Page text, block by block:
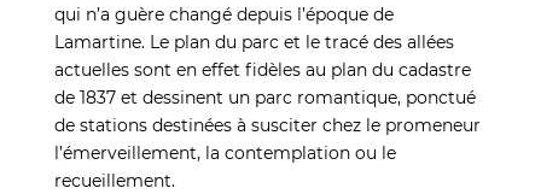
qui n’a guère changé depuis l’époque de
Lamartine. Le plan du parc et le tracé des allées
actuelles sont en effet fidèles au plan du cadastre
de 1837 et dessinent un parc romantique, ponctué
de stations destinées à susciter chez le promeneur
l’émerveillement, la contemplation ou le
recueillement.